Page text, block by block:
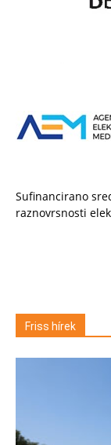
Sufinancirano
raznovrsnosti
Friss hírek